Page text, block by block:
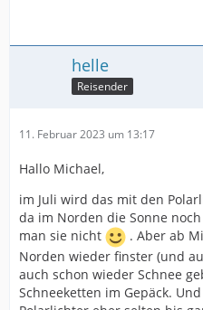
helle
Reisender
11. Februar 2023 um 13:17
Hallo Michael,
im Juli wird das mit den
da im Norden die Sonne
man sie nicht
. Aber ab
Norden wieder finster (und
auch schon wieder Schnee
Schneeketten im Gepäck.